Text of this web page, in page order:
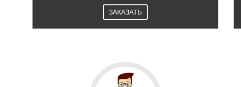
ЗАКАЗАТЬ